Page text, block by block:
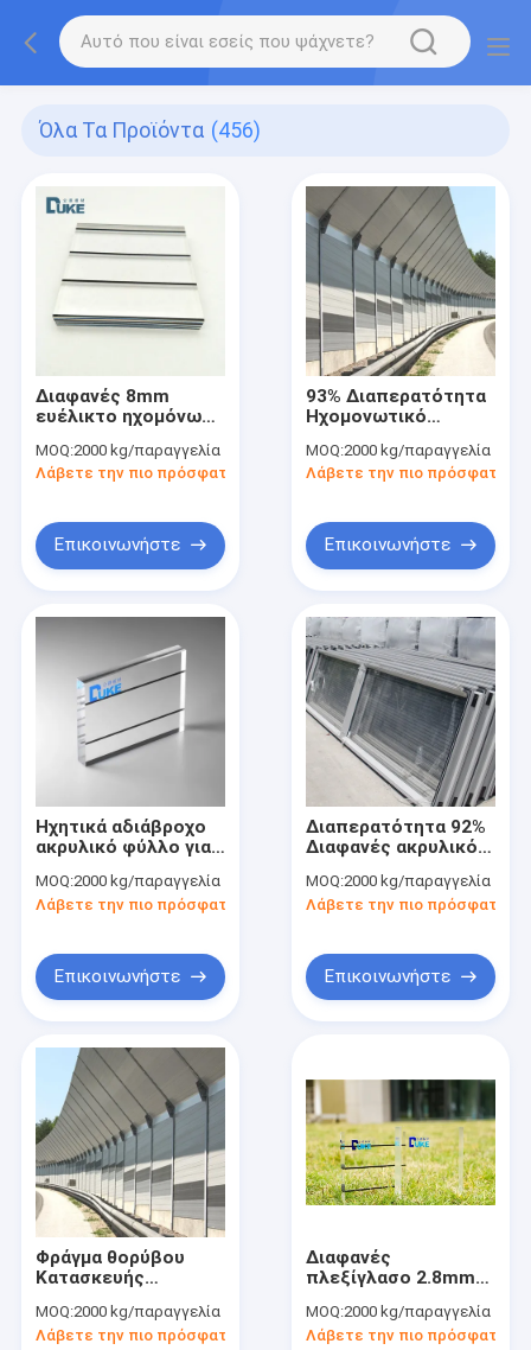
Όλα Τα Προϊόντα (456)
Διαφανές 8mm
ευέλικτο ηχομόνωτο
ενισχυμένο
ακουστικό
MOQ:2000 kg/παραγγελία
Λάβετε την πιο πρόσφατη τιμή
Επικοινωνήστε
93% Διαπερατότητα
Ηχομονωτικό
Ακουστικό Πάνελ
Ασφαλές στη χρήση
MOQ:2000 kg/παραγγελία
Λάβετε την πιο πρόσφατη
Επικοινωνήστε
Ηχητικά αδιάβροχο
ακρυλικό φύλλο για
Mitsubishi MMA
MOQ:2000 kg/παραγγελία
Λάβετε την πιο πρόσφατη τιμή
Επικοινωνήστε
Διαπερατότητα 92%
Διαφανές ακρυλικό
6mm 8mm 10mm
MOQ:2000 kg/παραγγελία
Λάβετε την πιο πρόσφατη
Επικοινωνήστε
Φράγμα θορύβου
Κατασκευής
Ακρυλικό Φύλλο
Ακουστικό Φράγμα
MOQ:2000 kg/παραγγελία
Λάβετε την πιο πρόσφατη τιμή
Διαφανές
πλεξίγλασο 2.8mm
ακρυλικό φύλλο
αυτοσβήνοντας
MOQ:2000 kg/παραγγελία
Λάβετε την πιο πρόσφατη